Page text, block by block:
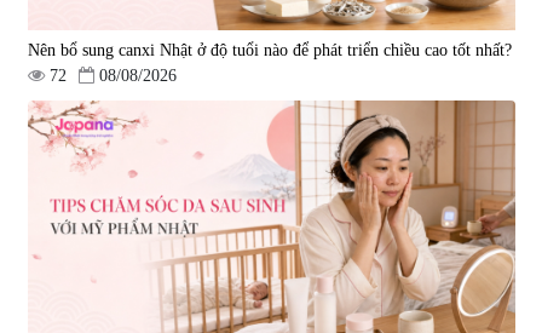
Nên bổ sung canxi Nhật ở độ tuổi nào để phát triển chiều cao tốt nhất?
72
08/08/2026